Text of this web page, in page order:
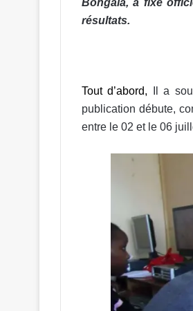
Bongala, a fixé
résultats.
Tout d’abord,
Il a
publication débute,
entre le 02 et le 06